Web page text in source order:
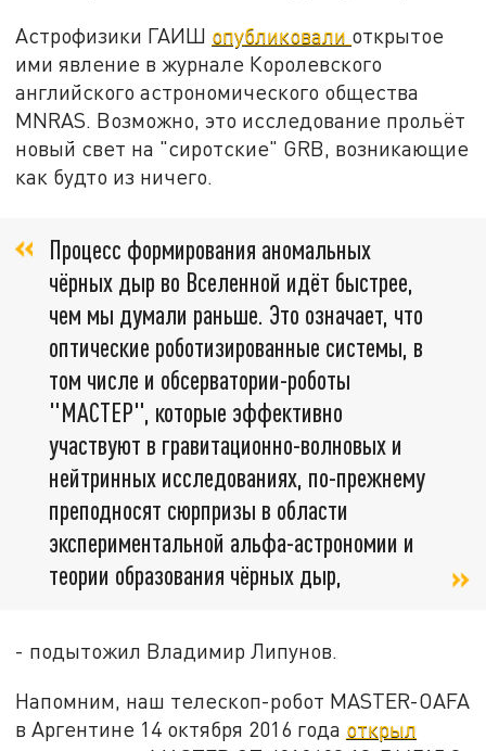
Астрофизики ГАИШ опубликовали открытое
ими явление в журнале Королевского
английского астрономического общества
MNRAS. Возможно, это исследование прольёт
новый свет на "сиротские" GRB, возникающие
как будто из ничего.
Процесс формирования аномальных
чёрных дыр во Вселенной идёт быстрее,
чем мы думали раньше. Это означает, что
оптические роботизированные системы, в
том числе и обсерватории-роботы
"МАСТЕР", которые эффективно
участвуют в гравитационно-волновых и
нейтринных исследованиях, по-прежнему
преподносят сюрпризы в области
экспериментальной альфа-астрономии и
теории образования чёрных дыр,
- подытожил Владимир Липунов.
Напомним, наш телескоп-робот MASTER-OAFA
в Аргентине 14 октября 2016 года открыл